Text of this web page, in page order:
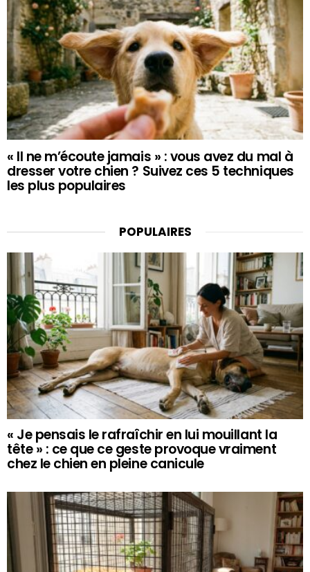
« Il ne m’écoute jamais » : vous avez du mal à
dresser votre chien ? Suivez ces 5 techniques
les plus populaires
POPULAIRES
« Je pensais le rafraîchir en lui mouillant la
tête » : ce que ce geste provoque vraiment
chez le chien en pleine canicule